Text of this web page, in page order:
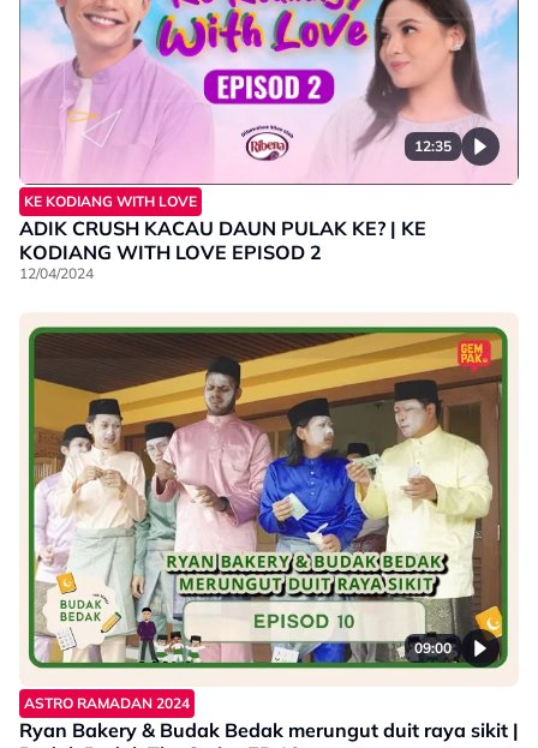
12:35
KE KODIANG WITH LOVE
ADIK CRUSH KACAU DAUN PULAK KE? | KE
KODIANG WITH LOVE EPISOD 2
12/04/2024
09:00
ASTRO RAMADAN 2024
Ryan Bakery & Budak Bedak merungut duit raya sikit |